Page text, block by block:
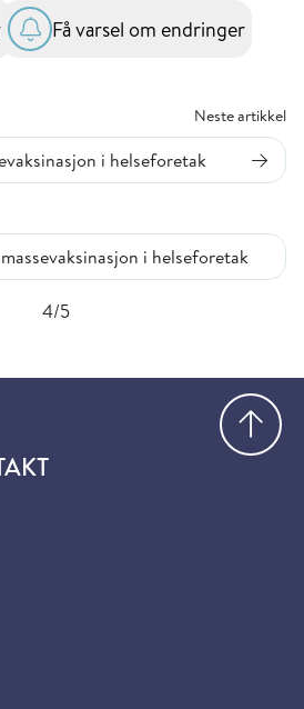
Få varsel om endringer
i helseforetak
4/5
Neste artikkel
i helseforetak